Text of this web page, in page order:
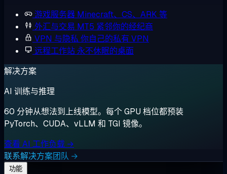
游戏服务器 Minecraft、CS、ARK 等
外汇与交易 MT5 紧邻你的经纪商
VPN 与隐私 你自己的私有 VPN
远程工作站 永不休眠的桌面
解决方案
AI 训练与推理
60 分钟从想法到上线模型。每个 GPU 档位都预装
PyTorch、CUDA、vLLM 和 TGI 镜像。
查看 AI 工作负载 →
联系解决方案团队 →